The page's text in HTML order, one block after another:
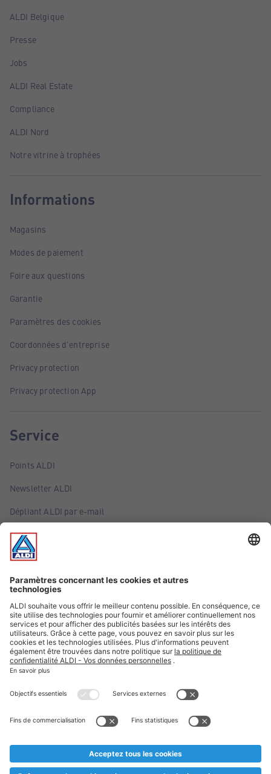
ALDI Belgique
Presse
Jobs
ALDI Real Estate
Compliance
ALDI Nord
Notre vitrine à trophées
Informations
Magasins
Modes de paiement
Foire aux questions
Garantie
Paramètres des cookies
Coordonnées d'entreprise
Privacy protection
Privacy protection App
Service
Points ALDI
Newsletter ALDI
Dépliant ALDI par e-mail
Offres
Infos essentielles
Suivez ALDI Belgique
Textes marqués d'un astérisque et mentions légales
* Nous vendons ces articles temporairement et jusqu'à
au cas où, malgré le planning bien étudié, nous serions
prématurément en rupture de stock. Prix Recupel et TVA incl.
** Sur ce site, l’utilisation de la forme masculine a été adoptée